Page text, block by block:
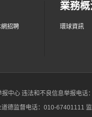
招聘
業務
環球資訊
报中心 违法和不良信息举报电话
道德监督电话：010-67401111